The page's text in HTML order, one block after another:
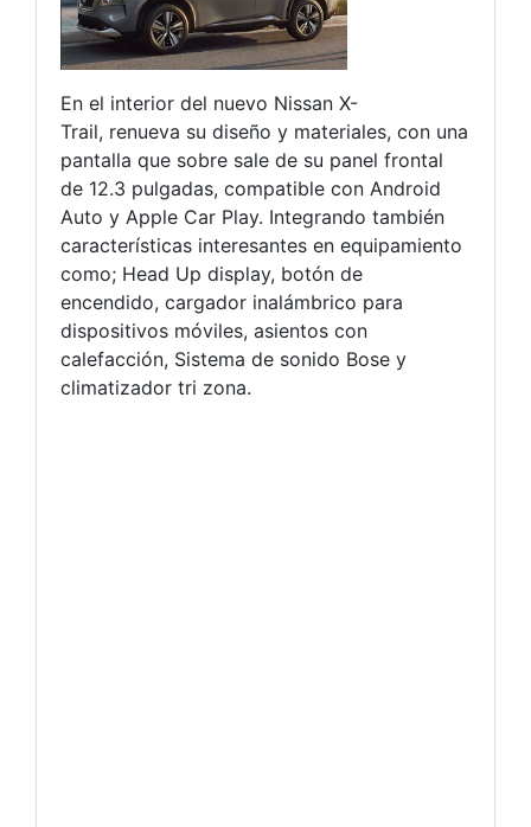
En el interior del nuevo Nissan X-
Trail, renueva su diseño y materiales, con una
pantalla que sobre sale de su panel frontal
de 12.3 pulgadas, compatible con Android
Auto y Apple Car Play. Integrando también
características interesantes en equipamiento
como; Head Up display, botón de
encendido, cargador inalámbrico para
dispositivos móviles, asientos con
calefacción, Sistema de sonido Bose y
climatizador tri zona.